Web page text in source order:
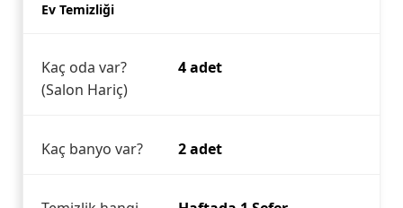
Ev Temizliği
Kaç oda var?
(Salon Hariç)
4 adet
Kaç banyo var? 2 adet